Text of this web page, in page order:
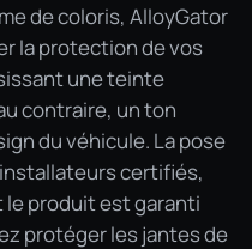
de coloris, AlloyGator
la protection de vos
une teinte
contraire, un ton
du véhicule. La pose
certifiés,
le produit est garanti
protéger les jantes de